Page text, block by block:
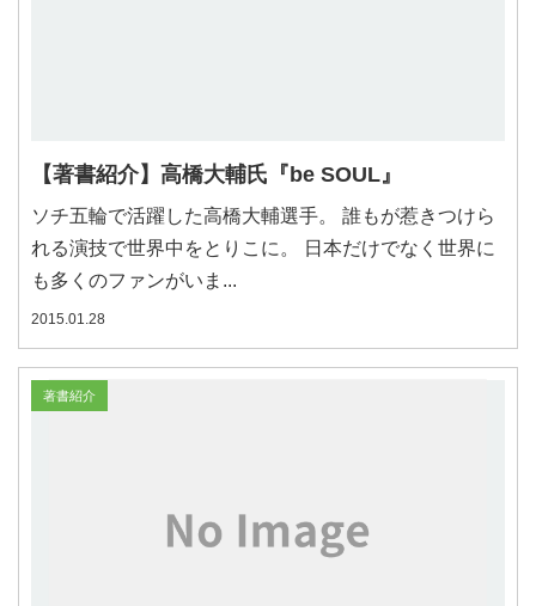
【著書紹介】高橋大輔氏『be SOUL』
ソチ五輪で活躍した高橋大輔選手。 誰もが惹きつけら
れる演技で世界中をとりこに。 日本だけでなく世界に
も多くのファンがいま...
2015.01.28
著書紹介